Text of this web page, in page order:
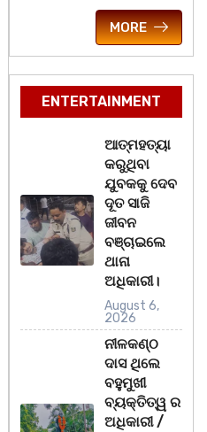
MORE
ENTERTAINMENT
ଆତ୍ମହତ୍ୟା
କରୁଥିବା
ଯୁବକକୁ ଦେବ
ଦୂତ ସାଜି
ଜୀବନ
ବଞ୍ଚାଇଲେ
ଥାନା
ଅଧିକାରୀ।
August 6,
2026
ନୀଳକଣ୍ଠ
ଦାସ ଥିଲେ
ବହୁମୁଖୀ
ବ୍ୟକ୍ତିତ୍ୱ ର
ଅଧିକାରୀ /